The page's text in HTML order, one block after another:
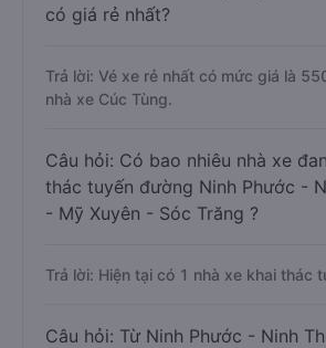
có giá rẻ nhất?
Trả lời: Vé xe rẻ nhất có mức giá là
nhà xe Cúc Tùng.
Câu hỏi: Có bao nhiêu nhà xe
thác tuyến đường Ninh Phước -
- Mỹ Xuyên - Sóc Trăng ?
Trả lời: Hiện tại có 1 nhà xe khai thác
Câu hỏi: Từ Ninh Phước - Ninh